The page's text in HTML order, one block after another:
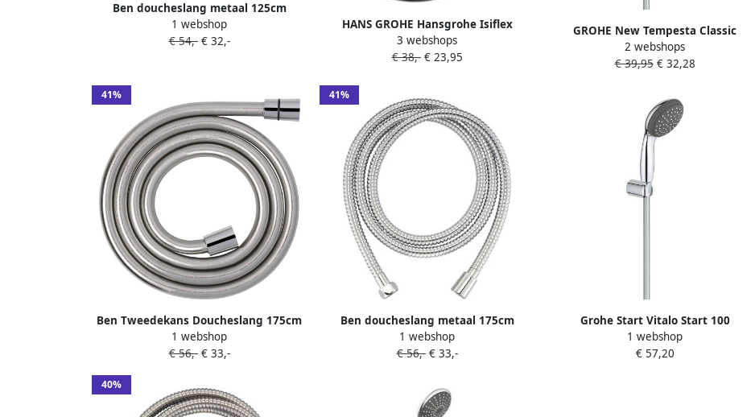
Ben doucheslang metaal 125cm
chroom
1 webshop
€ 54,-€ 32,-
HANS GROHE Hansgrohe Isiflex
Doucheslang 1250mm lengte 1 2"
kunststof chroom
3 webshops
€ 38,-€ 23,95
GROHE New Tempesta Classic
handdouche 100mm 5 7l min 3
straalsoorten antikalksysteem
chroom
2 webshops
€ 39,95€ 32,28
41%
Ben Tweedekans Doucheslang 175cm
Chroom
1 webshop
€ 56,-€ 33,-
41%
Ben doucheslang metaal 175cm
chroom
1 webshop
€ 56,-€ 33,-
Grohe Start Vitalo Start 100
Handdoucheset 1 straalsoort rond met
houder gladde slang 175cm chroom
1 webshop
€ 57,20
40%